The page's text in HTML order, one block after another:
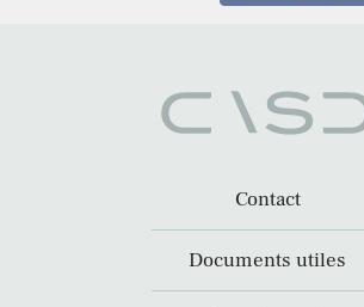
Contact
Documents utiles